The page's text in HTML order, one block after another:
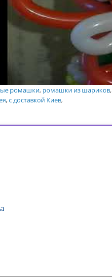
ромашки, ромашки из шариков,
,с доставкой Киев,